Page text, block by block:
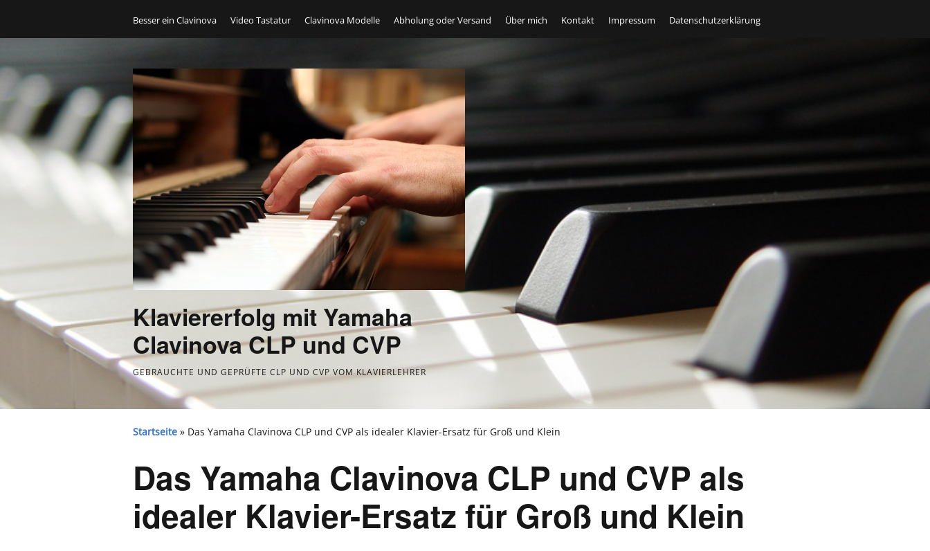
Besser ein Clavinova Video Tastatur Clavinova Modelle Abholung oder Versand Über mich Kontakt Impressum Datenschutzerklärung
Klaviererfolg mit Yamaha
Clavinova CLP und CVP
GEBRAUCHTE UND GEPRÜFTE CLP UND CVP VOM KLAVIERLEHRER
Startseite » Das Yamaha Clavinova CLP und CVP als idealer Klavier-Ersatz für Groß und Klein
Das Yamaha Clavinova CLP und CVP als
idealer Klavier-Ersatz für Groß und Klein